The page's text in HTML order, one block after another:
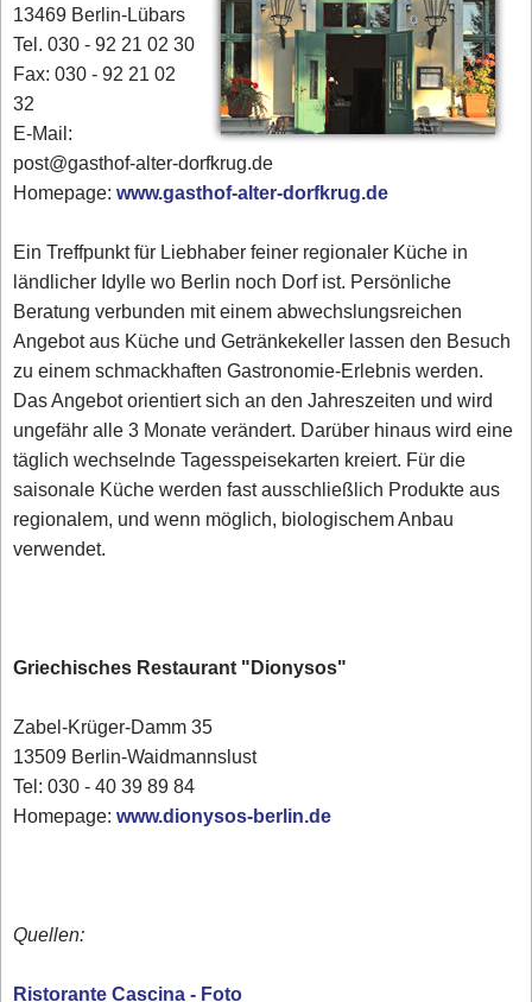
13469 Berlin-Lübars
Tel. 030 - 92 21 02 30
Fax: 030 - 92 21 02
32
E-Mail:
post@gasthof-alter-dorfkrug.de
Homepage:www.gasthof-alter-dorfkrug.de
Ein Treffpunkt für Liebhaber feiner regionaler Küche in
ländlicher Idylle wo Berlin noch Dorf ist. Persönliche
Beratung verbunden mit einem abwechslungsreichen
Angebot aus Küche und Getränkekeller lassen den Besuch
zu einem schmackhaften Gastronomie-Erlebnis werden.
Das Angebot orientiert sich an den Jahreszeiten und wird
ungefähr alle 3 Monate verändert. Darüber hinaus wird eine
täglich wechselnde Tagesspeisekarten kreiert. Für die
saisonale Küche werden fast ausschließlich Produkte aus
regionalem, und wenn möglich, biologischem Anbau
verwendet.
Griechisches Restaurant "Dionysos"
Zabel-Krüger-Damm 35
13509 Berlin-Waidmannslust
Tel: 030 - 40 39 89 84
Homepage:www.dionysos-berlin.de
Quellen:
Ristorante Cascina - Foto